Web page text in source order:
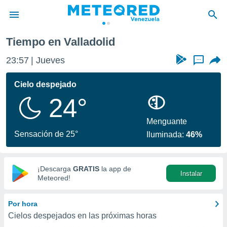
de
ha
calidad.
a este
las
y
digital
basada
Tiempo en Valladolid
23:57 Jueves ...
Cielo despejado
24°
Sensación de 25°
Menguante
Iluminada:46%
¡Descarga GRATIS la app de
Meteored!
Instalar
Por hora
Cielos despejados en las próximas horas